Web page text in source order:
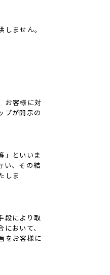
ません。
お客様に対
プが開示の
」といいま
い、その結
しま
段により取
おいて、
をお客様に